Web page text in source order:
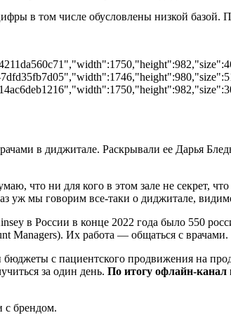
в том числе обусловлены низкой базой.
в диджитале. Раскрывали ее Дарья
что ни для кого в этом зале не секрет,
уж мы говорим все-таки о диджитале,
в России в конце 2022 года было 550
Их работа — общаться с врачами.
с пациентского продвижения на
за один день. По итогу офлайн-
с брендом.